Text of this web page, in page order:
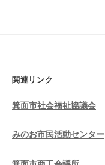
関連リンク
箕面市社会福祉協議会
みのお市民活動センター